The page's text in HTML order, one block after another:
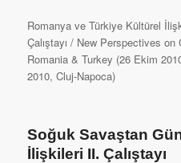
Romanya ve Türkiye Kültürel
Çalıştayı / New Perspectives
Romania & Turkey (26 Ekim
2010, Cluj-Napoca)
Soğuk Savaştan
İlişkileri II. Çalıştayı